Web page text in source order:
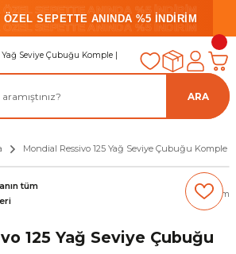
SEPETTE ANINDA %5 İNDİRİM
SEPETTE ANINDA %5 İNDİRİM
SEPETTE ANINDA %5 İNDİRİM
ARA
Mondial Ressivo 125 Yağ Seviye Çubuğu Komple
tüm
(0) Yorum
125 Yağ Seviye Çubuğu